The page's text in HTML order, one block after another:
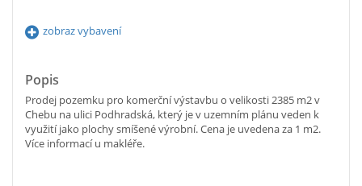
zobraz vybavení
Popis
Prodej pozemku pro komerční výstavbu o velikosti 2385 m2 v
Chebu na ulici Podhradská, který je v uzemním plánu veden k
využití jako plochy smíšené výrobní. Cena je uvedena za 1 m2.
Více informací u makléře.